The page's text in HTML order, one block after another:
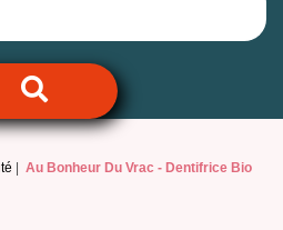
Au Bonheur Du Vrac - Dentifrice Bio